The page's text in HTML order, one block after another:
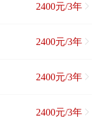
2400元/3年
2400元/3年
2400元/3年
2400元/3年